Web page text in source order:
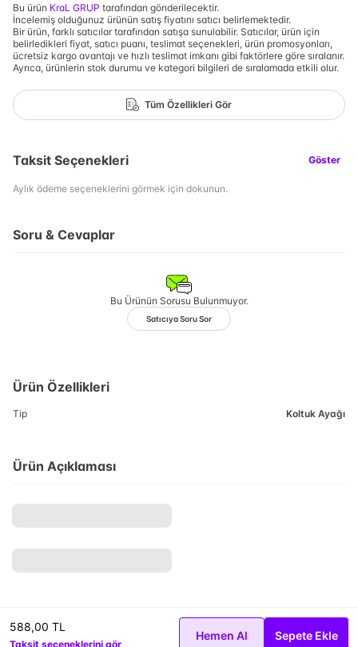
Bu ürün KraL GRUP tarafından gönderilecektir.
İncelemiş olduğunuz ürünün satış fiyatını satıcı belirlemektedir.
Bir ürün, farklı satıcılar tarafından satışa sunulabilir. Satıcılar, ürün için
belirledikleri fiyat, satıcı puanı, teslimat seçenekleri, ürün promosyonları,
ücretsiz kargo avantajı ve hızlı teslimat imkanı gibi faktörlere göre sıralanır.
Ayrıca, ürünlerin stok durumu ve kategori bilgileri de sıralamada etkili olur.
Tüm Özellikleri Gör
Taksit Seçenekleri Göster
Aylık ödeme seçeneklerini görmek için dokunun.
Soru & Cevaplar
Bu Ürünün Sorusu Bulunmuyor.
Satıcıya Soru Sor
588,00 TL
Taksit seçeneklerini gör
Hemen Al Sepete Ekle
Ürün Özellikleri
Tip Koltuk Ayağı
Ürün Açıklaması